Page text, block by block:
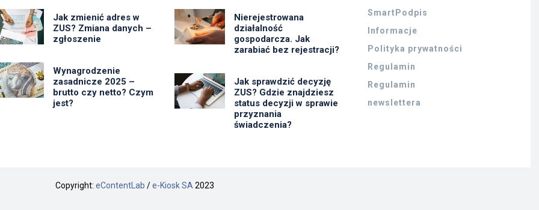
Jak zmienić adres w
ZUS? Zmiana danych –
zgłoszenie
Wynagrodzenie
zasadnicze 2025 –
brutto czy netto? Czym
jest?
Nierejestrowana
działalność
gospodarcza. Jak
zarabiać bez rejestracji?
Jak sprawdzić decyzję
ZUS? Gdzie znajdziesz
status decyzji w sprawie
przyznania
świadczenia?
SmartPodpis
Informacje
Polityka prywatności
Regulamin
Regulamin
newslettera
Copyright: eContentLab /e-Kiosk SA 2023